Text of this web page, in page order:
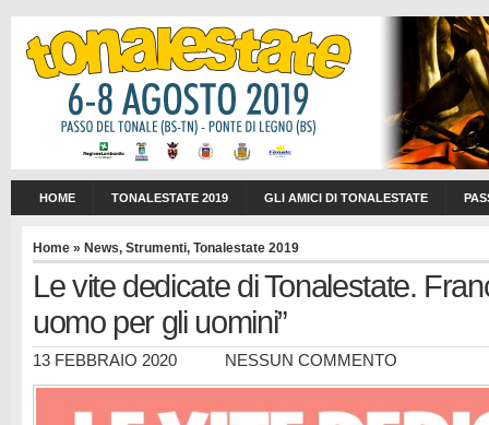
HOME TONALESTATE 2019 GLI AMICI DI TONALESTATE
Home » News, Strumenti, Tonalestate 2019
Le vite dedicate di Tonalestate.
uomo per gli uomini”
13 FEBBRAIO 2020 NESSUN COMMENTO